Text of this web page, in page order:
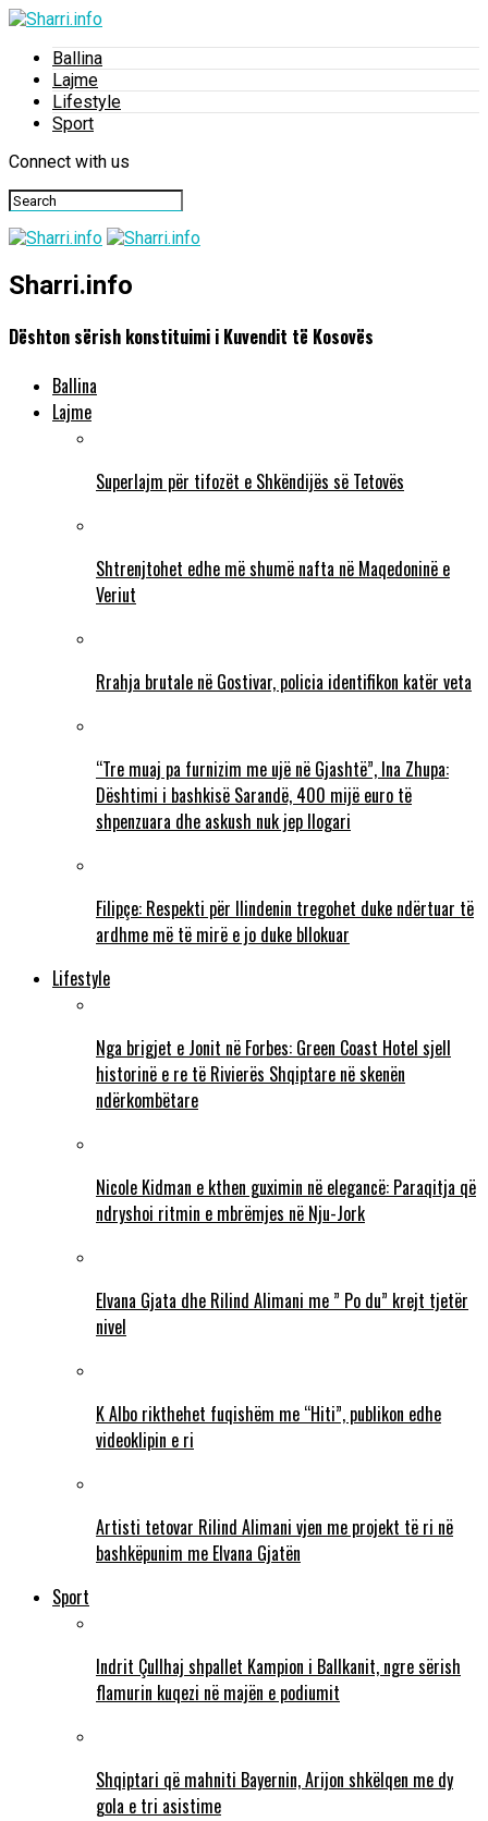
Ballina
Lajme
Lifestyle
Sport
Connect with us
Sharri.info
Dështon sërish konstituimi i Kuvendit të Kosovës
Ballina
Lajme
Superlajm për tifozët e Shkëndijës së Tetovës
Shtrenjtohet edhe më shumë nafta në Maqedoninë e
Veriut
Rrahja brutale në Gostivar, policia identifikon katër veta
“Tre muaj pa furnizim me ujë në Gjashtë”, Ina Zhupa:
Dështimi i bashkisë Sarandë, 400 mijë euro të
shpenzuara dhe askush nuk jep llogari
Filipçe: Respekti për Ilindenin tregohet duke ndërtuar të
ardhme më të mirë e jo duke bllokuar
Lifestyle
Nga brigjet e Jonit në Forbes: Green Coast Hotel sjell
historinë e re të Rivierës Shqiptare në skenën
ndërkombëtare
Nicole Kidman e kthen guximin në elegancë: Paraqitja që
ndryshoi ritmin e mbrëmjes në Nju-Jork
Elvana Gjata dhe Rilind Alimani me ” Po du” krejt tjetër
nivel
K Albo rikthehet fuqishëm me “Hiti”, publikon edhe
videoklipin e ri
Artisti tetovar Rilind Alimani vjen me projekt të ri në
bashkëpunim me Elvana Gjatën
Sport
Indrit Çullhaj shpallet Kampion i Ballkanit, ngre sërish
flamurin kuqezi në majën e podiumit
Shqiptari që mahniti Bayernin, Arijon shkëlqen me dy
gola e tri asistime